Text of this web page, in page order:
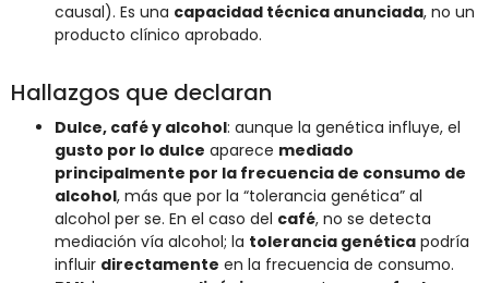
causal). Es una capacidad técnica anunciada, no un
producto clínico aprobado.
Hallazgos que declaran
Dulce, café y alcohol: aunque la genética influye, el
gusto por lo dulce aparece mediado
principalmente por la frecuencia de consumo de
alcohol, más que por la “tolerancia genética” al
alcohol per se. En el caso del café, no se detecta
mediación vía alcohol; la tolerancia genética podría
influir directamente en la frecuencia de consumo.